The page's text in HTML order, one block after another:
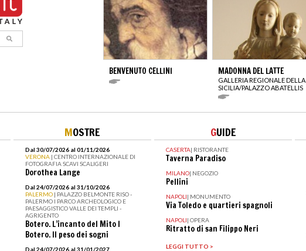
BENVENUTO CELLINI MADONNA DEL LATTE
GALLERIA REGIONALE DELLA
SICILIA/PALAZZO ABATELLIS
MOSTRE
Dal 30/07/2026 al 01/11/2026
VERONA | CENTRO INTERNAZIONALE DI
FOTOGRAFIA SCAVI SCALIGERI
Dorothea Lange
Dal 24/07/2026 al 31/10/2026
PALERMO | PALAZZO BELMONTE RISO -
PALERMO I PARCO ARCHEOLOGICO E
PAESAGGISTICO VALLE DEI TEMPLI -
AGRIGENTO
Botero. L’incanto del Mito I
Botero. Il peso dei sogni
Dal 24/07/2026 al 31/01/2027
GUIDE
CASERTA| RISTORANTE
Taverna Paradiso
MILANO| NEGOZIO
Pellini
NAPOLI| MONUMENTO
Via Toledo e quartieri spagnoli
NAPOLI| OPERA
Ritratto di san Filippo Neri
LEGGI TUTTO >